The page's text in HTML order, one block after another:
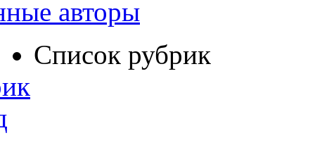
авторы
Список рубрик